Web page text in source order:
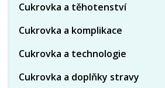
Cukrovka a těhotenství
Cukrovka a komplikace
Cukrovka a technologie
Cukrovka a doplňky stravy